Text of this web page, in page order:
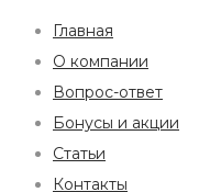
Главная
О компании
Вопрос-ответ
Бонусы и акции
Статьи
Контакты